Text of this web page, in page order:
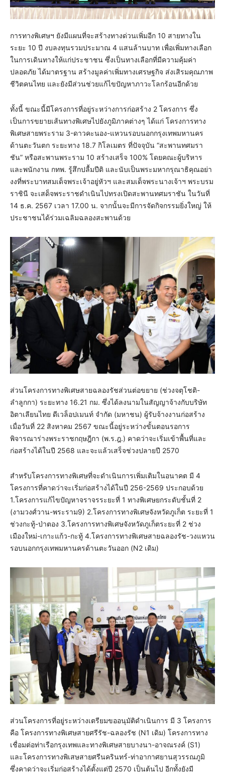
การทางพิเศษฯ ยังมีแผนที่จะสร้างทางด่วนเพิ่มอีก 10 สายทางใน
ระยะ 10 ปี งบลงทุนรวมประมาณ 4 แสนล้านบาท เพื่อเพิ่มทางเลือก
ในการเดินทางให้แก่ประชาชน ซึ่งเป็นทางเลือกที่มีความคุ้มค่า
ปลอดภัย ได้มาตรฐาน สร้างมูลค่าเพิ่มทางเศรษฐกิจ ส่งเสิรมคุณภาพ
ชีวิตคนไทย และยังมีส่วนช่วยแก้ไขปัญหาภาวะโลกร้อนอีกด้วย
ทั้งนี้ ขณะนี้มีโครงการที่อยู่ระหว่างการก่อสร้าง 2 โครงการ ซึ่ง
เป็นการขยายเส้นทางพิเศษไปยังภูมิภาคต่างๆ ได้แก่ โครงการทาง
พิเศษสายพระราม 3-ดาวคะนอง-แหวนรอบนอกกรุงเทพมหานคร
ด้านตะวันตก ระยะทาง 18.7 กิโลเมตร ที่ปัจจุบัน “สะพานทศมรา
ชัน” หรือสะพานพระราม 10 สร้างเสร็จ 100% โดยคณะผู้บริหาร
และพนักงาน กทพ. รู้สึกปลื้มปีติ และนับเป็นพระมหากรุณาธิคุณอย่า
งงที่พระบาทสมเด็จพระเจ้าอยู่หัวฯ และสมเด็จพระนางเจ้าฯ พระบรม
ราชินี จะเสด็จพระราชดำเนินไปทรงเปิดสะพานทศมราชัน ในวันที่
14 ธ.ค. 2567 เวลา 17.00 น. จากนั้นจะมีการจัดกิจกรรมยิ่งใหญ่ ให้
ประชาชนได้ร่วมเฉลิมฉลองสะพานด้วย
ส่วนโครงการทางพิเศษสายฉลองรัชส่วนต่อขยาย (ช่วงจตุโชติ-
ลำลูกกา) ระยะทาง 16.21 กม. ซึ่งได้ลงนามในสัญญาจ้างกับบริษัท
อิตาเลียนไทย ดีเวล็อปเมนท์ จำกัด (มหาชน) ผู้รับจ้างงานก่อสร้าง
เมื่อวันที่ 22 สิงหาคม 2567 ขณะนี้อยู่ระหว่างขั้นตอนรอการ
พิจารณาร่างพระราชกฤษฎีกา (พ.ร.ฎ.) คาดว่าจะเริ่มเข้าพื้นที่และ
ก่อสร้างได้ในปี 2568 และจะแล้วเสร็จช่วงปลายปี 2570
สำหรับโครงการทางพิเศษที่จะดำเนินการเพิ่มเติมในอนาคต มี 4
โครงการที่คาดว่าจะเริ่มก่อสร้างได้ในปี 256-2569 ประกอบด้วย
1.โครงการแก้ไขปัญหาจราจรระยะที่ 1 ทางพิเศษยกระดับชั้นที่ 2
(งามวงศ์วาน-พระราม9) 2.โครงการทางพิเศษจังหวัดภูเก็ต ระยะที่ 1
ช่วงกะทู้-ป่าตอง 3.โครงการทางพิเศษจังหวัดภูเก็ตระยะที่ 2 ช่วง
เมืองใหม่-เกาะแก้ว-กะทู้ 4.โครงการทางพิเศษสายฉลองรัช-วงแหวน
รอบนอกกรุงเทพมหานครด้านตะวันออก (N2 เดิม)
ส่วนโครงการที่อยู่ระหว่างเตรียมขออนุมัติดำเนินการ มี 3 โครงการ
คือ โครงการทางพิเศษสายศรีรัช-ฉลองรัช (N1 เดิม) โครงการทาง
เชื่อมต่อท่าเรือกรุงเทพและทางพิเศษสายบางนา-อาจณรงค์ (S1)
และโครงการทางพิเสษสายศรีนครินทร์-ท่าอากาศยานสุวรรณภูมิ
ซึ่งคาดว่าจะเริ่มก่อสร้างได้ตั้งแต่ปี 2570 เป็นต้นไป อีกทั้งยังมี